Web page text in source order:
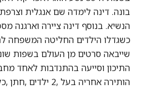
בונה. דינה לימדה שם אנגלית
הנשיא. בנוסף דינה ציירה וארגנה
כשגדלו הילדים החליטה המשפחה
שייבאה סרטים מן העולם בשפות
התיכון וסייעה בהתנדבות לאחד
הותירה אחריה בעל ,2 ילדים ,חתן ,כלה ו-3 נכדים.